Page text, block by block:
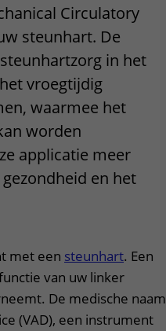
met verpleegafdeling
Circulatory
steunhart. De
in het
vroegtijdig
waarmee het
worden
applicatie meer
en het
met een steunhart. Een
van uw linker
De medische naam
(VAD), een instrument